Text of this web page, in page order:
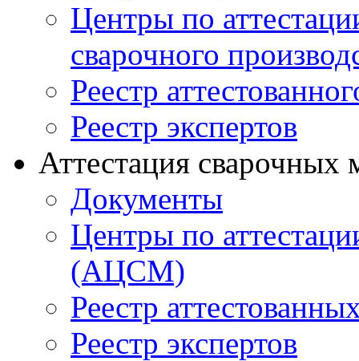
Центры по
сварочного
Реестр
Реестр экспертов
Аттестация сварочных
Документы
Центры по
(АЦСМ)
Реестр
Реестр экспертов